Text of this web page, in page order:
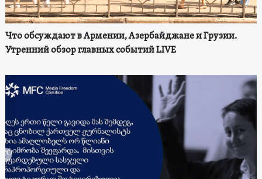
Что обсуждают в Армении, Азербайджане и Грузии.
Утренний обзор главных событий LIVE